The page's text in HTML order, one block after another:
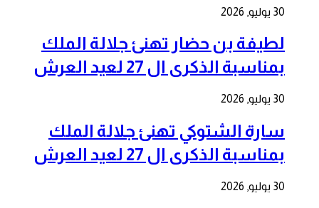
30 يوليو, 2026
لطيفة بن حضار تهنئ جلالة الملك
بمناسبة الذكرى ال 27 لعيد العرش
30 يوليو, 2026
سارة الشتوكي تهنئ جلالة الملك
بمناسبة الذكرى ال 27 لعيد العرش
30 يوليو, 2026